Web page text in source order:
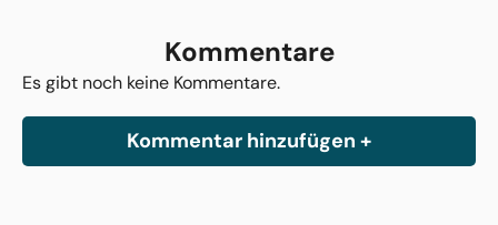
Kommentare
Es gibt noch keine Kommentare.
Kommentar hinzufügen +